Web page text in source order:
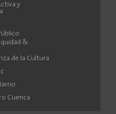
y
&
de la Cultura
Cuenca